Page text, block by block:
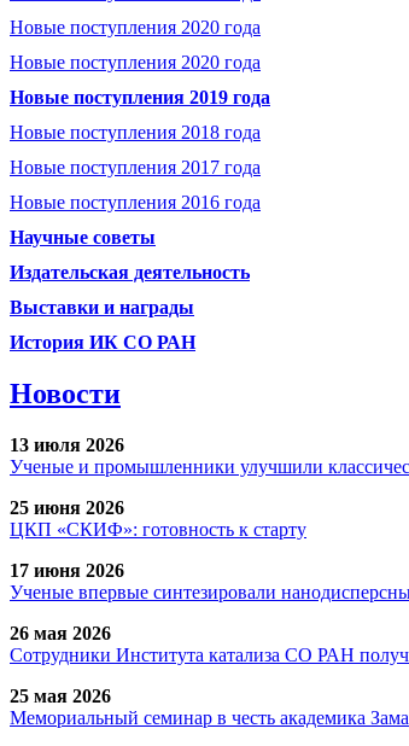
Новые поступления 2020 года
Новые поступления 2020 года
Новые поступления 2019 года
Новые поступления 2018 года
Новые поступления 2017 года
Новые поступления 2016 года
Научные советы
Издательская деятельность
Выставки и награды
История ИК СО РАН
Новости
13 июля 2026
Ученые и промышленники улучшили
25 июня 2026
ЦКП «СКИФ»: готовность к старту
17 июня 2026
Ученые впервые синтезировали
26 мая 2026
Сотрудники Института катализа СО РАН
25 мая 2026
Мемориальный семинар в честь академика